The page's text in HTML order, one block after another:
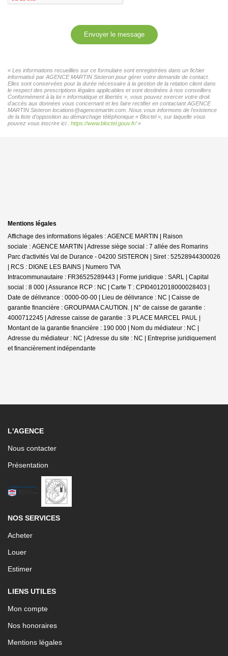
Envoyer le message
« Les informations recueillies sur ce formulaire sont enregistrées dans un fichier
informatisé par AGENCE MARTIN Sisteron pour gérer votre demande de contact.
Elles sont conservées pour la durée nécessaire à la gestion de la relation client dans
le respect des prescriptions légales applicables et sont destinées à nos conseillers
Conformément à la loi « informatique et libertés », vous pouvez exercer votre droit
d'accès aux données vous concernant et les faire rectifier en contactant AGENCE
MARTIN Sisteron locations@agencemartin.com. Nous vous informons de l'existence
de la liste d'opposition au démarchage téléphonique « Bloctel », sur laquelle vous
pouvez vous inscrire ici : https://www.bloctel.gouv.fr/»
Mentions légales
Affichage des informations légales : AGENCE MARTIN | Raison
sociale : AGENCE MARTIN | Adresse siège social : 7 allée des Romarins
Parc d'activités Val de Durance - 04200 SISTERON | Siret : 52528944300026
| RCS : DIGNE LES BAINS | Numero TVA
Intracommunautaire : FR36525289443 | Forme juridique : SARL | Capital
social : 8 000 | Assurance RCP : NC | Carte T : CPI04012018000028403 |
Date de délivrance : 0000-00-00 | Lieu de délivrance : NC | Caisse de
garantie financière : GROUPAMA CAUTION. | N° de caisse de garantie :
4000712245 | Adresse caisse de garantie : 3 PLACE MARCEL PAUL |
Montant de la garantie financière : 190 000 | Nom du médiateur : NC |
Adresse du médiateur : NC | Adresse du site : NC | Entreprise juridiquement
et financièrement indépendante
L'AGENCE
Nous contacter
Présentation
NOS SERVICES
Acheter
Louer
Estimer
LIENS UTILES
Mon compte
Nos honoraires
Mentions légales